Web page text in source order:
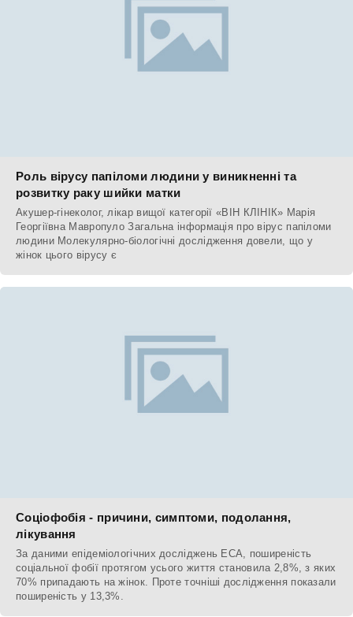
Роль вірусу папіломи людини у виникненні та
розвитку раку шийки матки
Акушер-гінеколог, лікар вищої категорії «ВІН КЛІНІК» Марія
Георгіївна Мавропуло Загальна інформація про вірус папіломи
людини Молекулярно-біологічні дослідження довели, що у
жінок цього вірусу є
Соціофобія - причини, симптоми, подолання,
лікування
За даними епідеміологічних досліджень ECA, поширеність
соціальної фобії протягом усього життя становила 2,8%, з яких
70% припадають на жінок. Проте точніші дослідження показали
поширеність у 13,3%.